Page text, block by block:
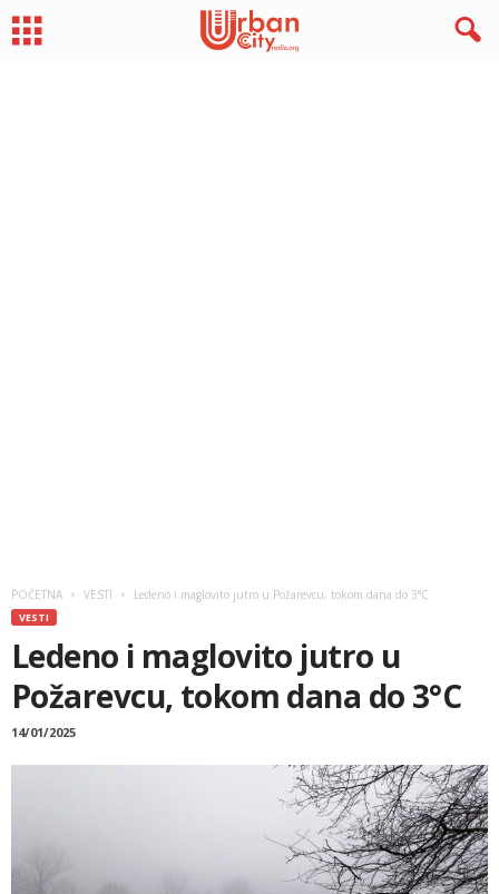
POČETNA VESTI Ledeno i maglovito jutro u Požarevcu, tokom dana do 3°C
VESTI
Ledeno i maglovito jutro u
Požarevcu, tokom dana do 3°C
14/01/2025